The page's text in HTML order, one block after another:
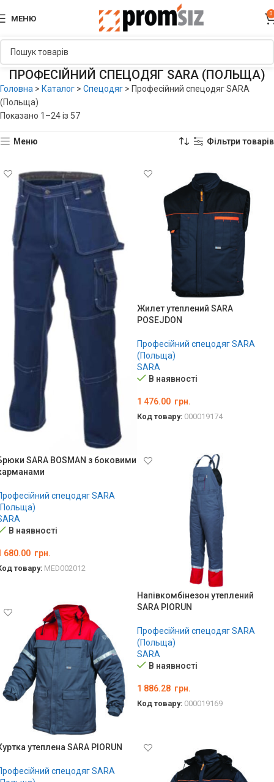
МЕНЮ
0
ПРОФЕСІЙНИЙ СПЕЦОДЯГ SARA (ПОЛЬЩА)
Головна > Каталог > Спецодяг > Професійний спецодяг SARA
(Польща)
Показано 1–24 із 57
Меню Фільтри товарів
SARA BOSMAN з боковими
спецодяг SARA
В наявності
680.00 грн.
товару: MED002012
Жилет утеплений SARA
POSEJDON
Професійний спецодяг SARA
(Польща)
SARA
В наявності
1 476.00 грн.
Код товару: 000019174
Напівкомбінезон утеплений
SARA PIORUN
Професійний спецодяг SARA
(Польща)
SARA
В наявності
1 886.28 грн.
Код товару: 000019169
утеплена SARA PIORUN
спецодяг SARA